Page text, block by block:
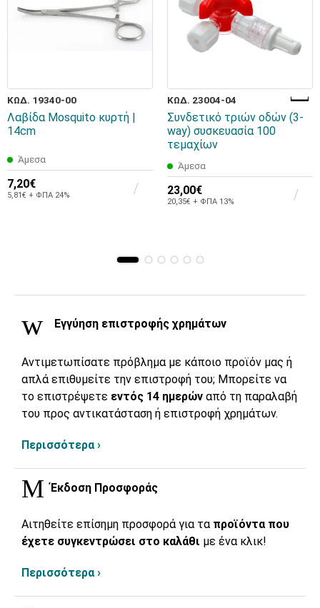
ΚΩΔ. 19340-00
Λαβίδα Mosquito κυρτή |
14cm
Άμεσα
7,20€
5,81€ + ΦΠΑ 24%
ΚΩΔ. 23004-04
Συνδετικό τριών οδών (3-
way) συσκευασία 100
τεμαχίων
Άμεσα
23,00€
20,35€ + ΦΠΑ 13%
Εγγύηση επιστροφής χρημάτων
Αντιμετωπίσατε πρόβλημα με κάποιο προϊόν μας ή
απλά επιθυμείτε την επιστροφή του; Μπορείτε να
το επιστρέψετε εντός 14 ημερών από τη παραλαβή
του προς αντικατάσταση ή επιστροφή χρημάτων.
Περισσότερα ›
Έκδοση Προσφοράς
Αιτηθείτε επίσημη προσφορά για τα προϊόντα που
έχετε συγκεντρώσει στο καλάθι με ένα κλικ!
Περισσότερα ›